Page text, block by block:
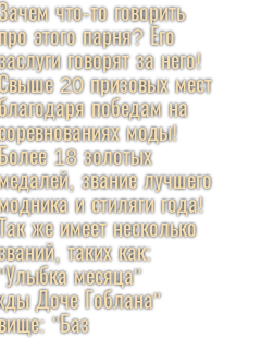
что-то говорить
этого парня? Его
говорят за него!
20 призовых мест
победам на
моды!
Более 18 золотых
звание лучшего
и стиляги года!
же имеет несколько
таких как:
месяца"
Доче Гоблана"
"Баз